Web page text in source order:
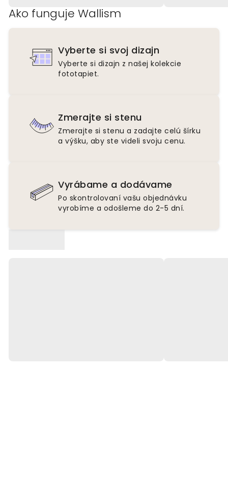
Ako funguje Wallism
Vyberte si svoj dizajn
Vyberte si dizajn z našej kolekcie
fototapiet.
Zmerajte si stenu
Zmerajte si stenu a zadajte celú šírku
a výšku, aby ste videli svoju cenu.
Vyrábame a dodávame
Po skontrolovaní vašu objednávku
vyrobíme a odošleme do 2-5 dní.